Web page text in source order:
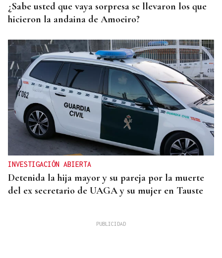
¿Sabe usted que vaya sorpresa se llevaron los que
hicieron la andaina de Amoeiro?
INVESTIGACIÓN ABIERTA
Detenida la hija mayor y su pareja por la muerte
del ex secretario de UAGA y su mujer en Tauste